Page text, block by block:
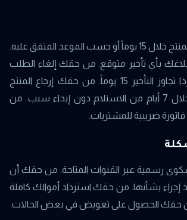
من حقك استلام المنتج خلال 15 يوماً أو حسب الموعد المتفق عليه.
بأي تأخير متوقع. من حقك إلغاء الطلب
واسترداد أموالك إذا تجاوز التأخير 15 يوماً. من حقك إرجاع المنتج
واسترداد أموالك خلال 7 أيام من الاستلام دون إبداء سبب. من
ضريبية للمشتريات.
رسمية عبر القنوات المتاحة. من حقك أن
بشأنها. من حقك استرداد أموالك كاملة
حقك الحصول على تعويض في بعض الحالات.